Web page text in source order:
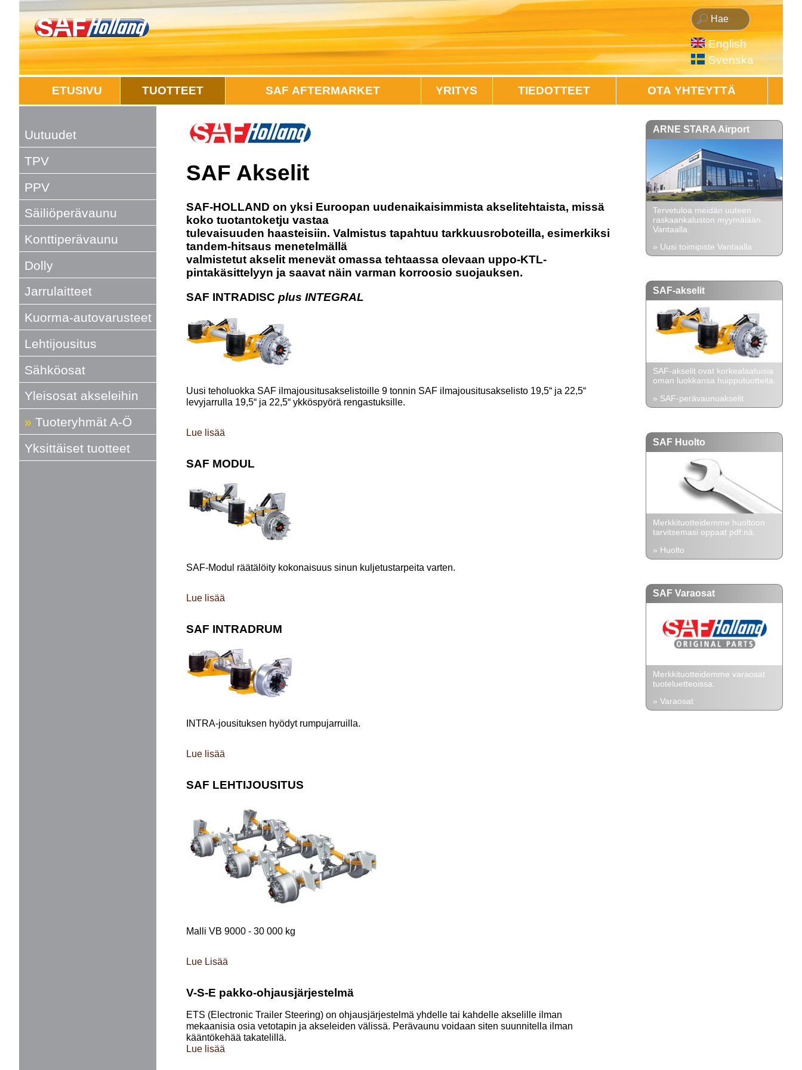
English
Svenska
ETUSIVU TUOTTEET SAF AFTERMARKET YRITYS TIEDOTTEET OTA YHTEYTTÄ
Uutuudet
TPV
PPV
Säiliöperävaunu
Konttiperävaunu
Dolly
Jarrulaitteet
Kuorma-autovarusteet
Lehtijousitus
Sähköosat
Yleisosat akseleihin
Tuoteryhmät A-Ö
Yksittäiset tuotteet
SAF Akselit
SAF-HOLLAND on yksi Euroopan uudenaikaisimmista akselitehtaista, missä
koko tuotantoketju vastaa
tulevaisuuden haasteisiin. Valmistus tapahtuu tarkkuusroboteilla, esimerkiksi
tandem-hitsaus menetelmällä
valmistetut akselit menevät omassa tehtaassa olevaan uppo-KTL-
pintakäsittelyyn ja saavat näin varman korroosio suojauksen.
SAF INTRADISC plus INTEGRAL
Uusi teholuokka SAF ilmajousitusakselistoille 9 tonnin SAF ilmajousitusakselisto 19,5“ ja 22,5“
levyjarrulla 19,5“ ja 22,5“ ykköspyörä rengastuksille.
Lue lisää
SAF MODUL
SAF-Modul räätälöity kokonaisuus sinun kuljetustarpeita varten.
Lue lisää
SAF INTRADRUM
INTRA-jousituksen hyödyt rumpujarruilla.
Lue lisää
SAF LEHTIJOUSITUS
Malli VB 9000 - 30 000 kg
Lue Lisää
V-S-E pakko-ohjausjärjestelmä
ETS (Electronic Trailer Steering) on ohjausjärjestelmä yhdelle tai kahdelle akselille ilman
mekaanisia osia vetotapin ja akseleiden välissä. Perävaunu voidaan siten suunnitella ilman
kääntökehää takatelillä.
Lue lisää
ARNE STARA Airport
Tervetuloa meidän uuteen
raskaankaluston myymälään
Vantaalla.
» Uusi toimipiste Vantaalla
SAF-akselit
SAF-akselit ovat korkealaatuisia
oman luokkansa huipputuotteita.
» SAF-perävaunuakselit
SAF Huolto
Merkkituotteidemme huoltoon
tarvitsemasi oppaat pdf:nä.
» Huolto
SAF Varaosat
Merkkituotteidemme varaosat
tuoteluetteoissa.
» Varaosat